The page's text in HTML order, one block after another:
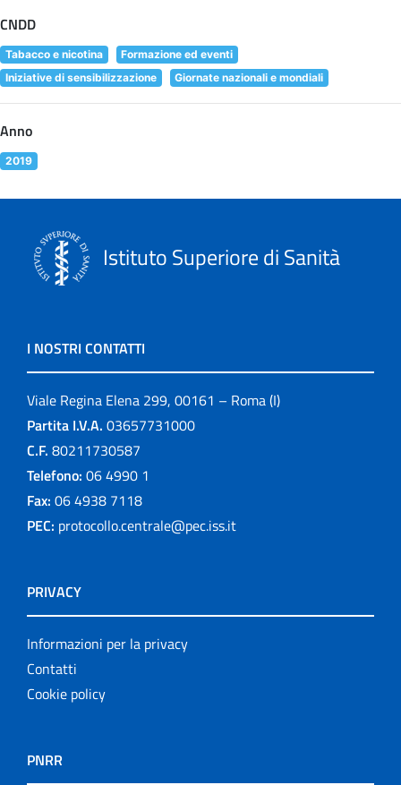
CNDD
Tabacco e nicotina
Formazione ed eventi
Iniziative di sensibilizzazione
Giornate nazionali e mondiali
Anno
2019
Istituto Superiore di Sanità
I NOSTRI CONTATTI
Viale Regina Elena 299, 00161 – Roma (I)
Partita I.V.A. 03657731000
C.F. 80211730587
Telefono: 06 4990 1
Fax: 06 4938 7118
PEC: protocollo.centrale@pec.iss.it
PRIVACY
Informazioni per la privacy
Contatti
Cookie policy
PNRR